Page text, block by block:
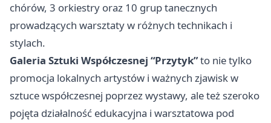
chórów, 3 orkiestry oraz 10 grup tanecznych
prowadzących warsztaty w różnych technikach i
stylach.
Galeria Sztuki Współczesnej “Przytyk”to nie tylko
promocja lokalnych artystów i ważnych zjawisk w
sztuce współczesnej poprzez wystawy, ale też szeroko
pojęta działalność edukacyjna i warsztatowa pod